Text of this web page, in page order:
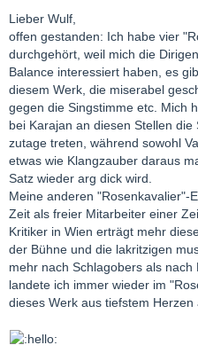
Lieber Wulf,
offen gestanden: Ich habe vier
durchgehört, weil mich die
Balance interessiert haben, es
diesem Werk, die miserabel
gegen die Singstimme etc. Mich
bei Karajan an diesen Stellen
zutage treten, während sowohl
etwas wie Klangzauber daraus
Satz wieder arg dick wird.
Meine anderen "Rosenkavalier"-
Zeit als freier Mitarbeiter einer
Kritiker in Wien erträgt mehr
der Bühne und die lakritzigen
mehr nach Schlagobers als
landete ich immer wieder im
dieses Werk aus tiefstem Herzen